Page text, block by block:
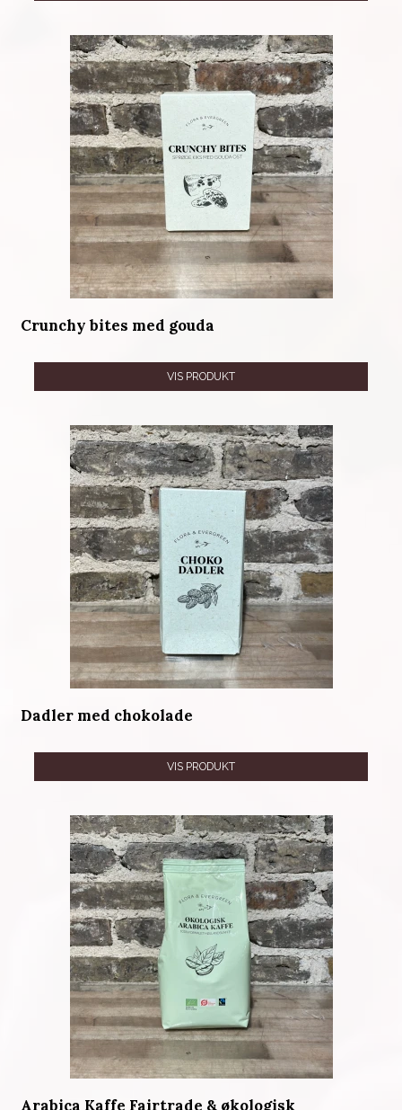
Crunchy bites med gouda
VIS PRODUKT
Dadler med chokolade
VIS PRODUKT
Arabica Kaffe Fairtrade & økologisk